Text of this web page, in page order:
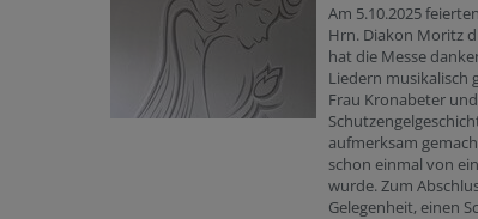
Am 5.10.2025
Hrn. Diakon Moritz
hat die Messe
Liedern musikalisch
Frau Kronabeter
aufmerksam
schon einmal von
wurde. Zum
Gelegenheit, einen